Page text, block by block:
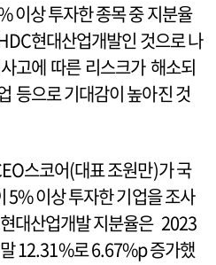
이상 투자한 종목 중 지분율
현대산업개발인 것으로 나
고에 따른 리스크가 해소되
등으로 기대감이 높아진 것
스코어(대표 조원만)가 국
5% 이상 투자한 기업을 조사
대산업개발 지분율은 2023
12.31%로 6.67%p 증가했